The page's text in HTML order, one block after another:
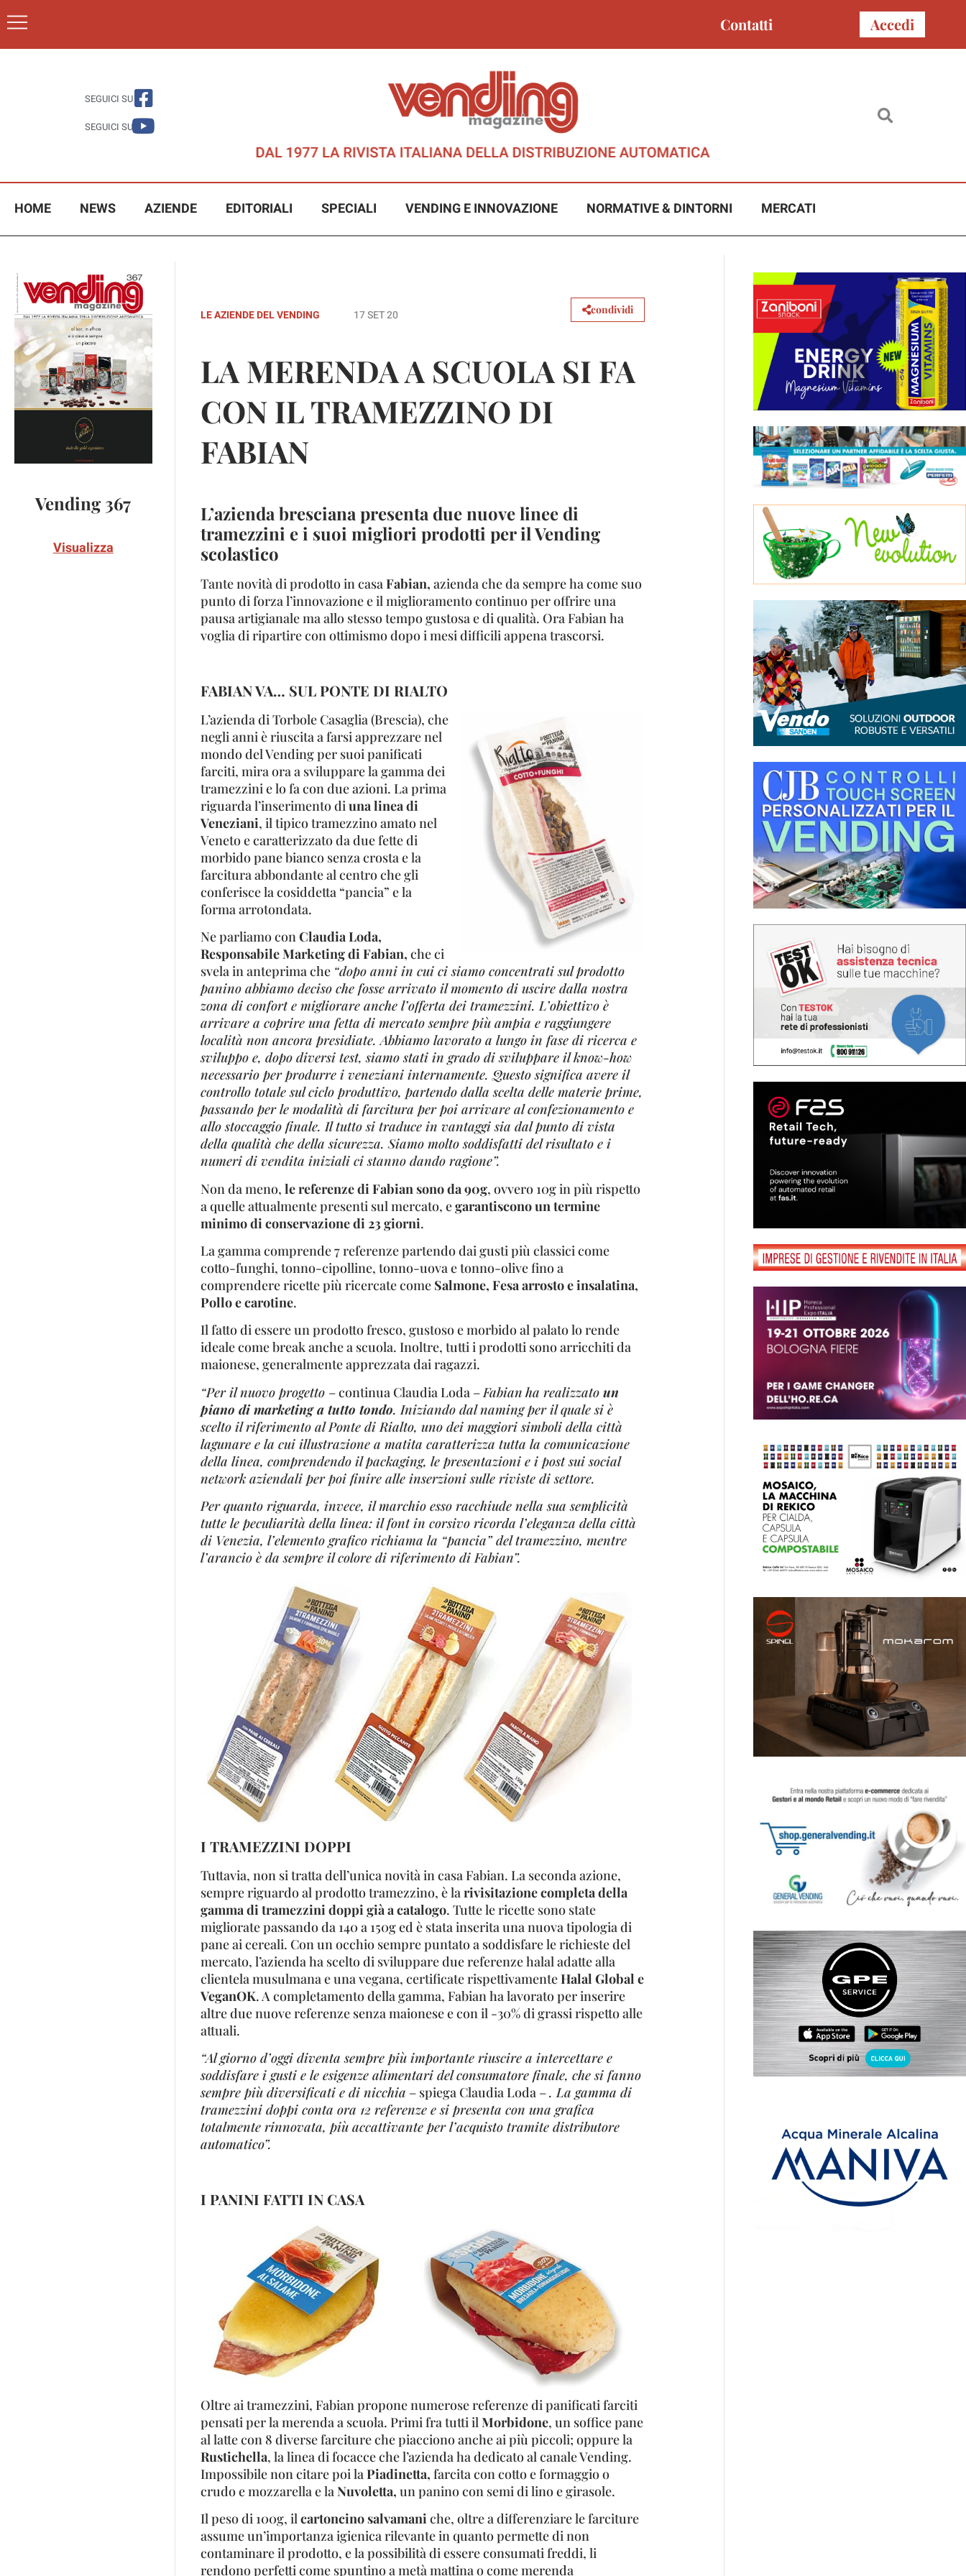
Contatti Accedi
SEGUICI SU
SEGUICI SU
HOME NEWS AZIENDE EDITORIALI SPECIALI VENDING E INNOVAZIONE NORMATIVE & DINTORNI MERCATI
Vending 367
Visualizza
LE AZIENDE DEL VENDING 17 SET 20 condividi
LA MERENDA A SCUOLA SI FA
CON IL TRAMEZZINO DI
FABIAN
L’azienda bresciana presenta due nuove linee di
tramezzini e i suoi migliori prodotti per il Vending
scolastico
Tante novità di prodotto in casaFabian, azienda che da sempre ha come suo
punto di forza l’innovazione e il miglioramento continuo per offrire una
pausa artigianale ma allo stesso tempo gustosa e di qualità. Ora Fabian ha
voglia di ripartire con ottimismo dopo i mesi difficili appena trascorsi.
FABIAN VA… SUL PONTE DI RIALTO
L’azienda di Torbole Casaglia (Brescia), che
negli anni è riuscita a farsi apprezzare nel
mondo del Vending per suoi panificati
farciti, mira ora a sviluppare la gamma dei
tramezzini e lo fa con due azioni. La prima
riguarda l’inserimento di una linea di
Veneziani, il tipico tramezzino amato nel
Veneto e caratterizzato da due fette di
morbido pane bianco senza crosta e la
farcitura abbondante al centro che gli
conferisce la cosiddetta “pancia” e la
forma arrotondata.
Ne parliamo conClaudia Loda,
Responsabile Marketing di Fabian, che ci
svela in anteprima che “dopo anni in cui ci siamo concentrati sul prodotto
panino abbiamo deciso che fosse arrivato il momento di uscire dalla nostra
zona di confort e migliorare anche l’offerta dei tramezzini. L’obiettivo è
arrivare a coprire una fetta di mercato sempre più ampia e raggiungere
località non ancora presidiate. Abbiamo lavorato a lungo in fase di ricerca e
sviluppo e, dopo diversi test, siamo stati in grado di sviluppare il know-how
necessario per produrre i veneziani internamente. Questo significa avere il
controllo totale sul ciclo produttivo, partendo dalla scelta delle materie prime,
passando per le modalità di farcitura per poi arrivare al confezionamento e
allo stoccaggio finale. Il tutto si traduce in vantaggi sia dal punto di vista
della qualità che della sicurezza. Siamo molto soddisfatti del risultato e i
numeri di vendita iniziali ci stanno dando ragione”.
Non da meno, le referenze di Fabian sono da 90g, ovvero 10g in più rispetto
a quelle attualmente presenti sul mercato, egarantiscono un termine
minimo di conservazione di 23 giorni.
La gamma comprende 7 referenze partendo dai gusti più classici come
cotto-funghi, tonno-cipolline, tonno-uova e tonno-olive fino a
comprendere ricette più ricercate come Salmone, Fesa arrosto e insalatina,
Pollo e carotine.
Il fatto di essere un prodotto fresco, gustoso e morbido al palato lo rende
ideale come break anche a scuola. Inoltre, tutti i prodotti sono arricchiti da
maionese, generalmente apprezzata dai ragazzi.
“Per il nuovo progetto – continua Claudia Loda – Fabian ha realizzato un
piano di marketing a tutto tondo. Iniziando dal naming per il quale si è
scelto il riferimento al Ponte di Rialto, uno dei maggiori simboli della città
lagunare e la cui illustrazione a matita caratterizza tutta la comunicazione
della linea, comprendendo il packaging, le presentazioni e i post sui social
network aziendali per poi finire alle inserzioni sulle riviste di settore.
Per quanto riguarda, invece, il marchio esso racchiude nella sua semplicità
tutte le peculiarità della linea: il font in corsivo ricorda l’eleganza della città
di Venezia, l’elemento grafico richiama la “pancia” del tramezzino, mentre
l’arancio è da sempre il colore di riferimento di Fabian”.
I TRAMEZZINI DOPPI
Tuttavia, non si tratta dell’unica novità in casa Fabian. La seconda azione,
sempre riguardo al prodotto tramezzino, è larivisitazione completa della
gamma di tramezzini doppi già a catalogo. Tutte le ricette sono state
migliorate passando da 140 a 150g ed è stata inserita una nuova tipologia di
pane ai cereali. Con un occhio sempre puntato a soddisfare le richieste del
mercato, l’azienda ha scelto di sviluppare due referenze halal adatte alla
clientela musulmana e una vegana, certificate rispettivamenteHalal Global e
VeganOK. A completamento della gamma, Fabian ha lavorato per inserire
altre due nuove referenze senza maionese e con il -30% di grassi rispetto alle
attuali.
“Al giorno d’oggi diventa sempre più importante riuscire a intercettare e
soddisfare i gusti e le esigenze alimentari del consumatore finale, che si fanno
sempre più diversificati e di nicchia – spiega Claudia Loda –. La gamma di
tramezzini doppi conta ora 12 referenze e si presenta con una grafica
totalmente rinnovata, più accattivante per l’acquisto tramite distributore
automatico”.
I PANINI FATTI IN CASA
Oltre ai tramezzini, Fabian propone numerose referenze di panificati farciti
pensati per la merenda a scuola. Primi fra tutti ilMorbidone, un soffice pane
al latte con 8 diverse farciture che piacciono anche ai più piccoli; oppure la
Rustichella, la linea di focacce che l’azienda ha dedicato al canale Vending.
Impossibile non citare poi laPiadinetta, farcita con cotto e formaggio o
crudo e mozzarella e laNuvoletta, un panino con semi di lino e girasole.
Il peso di 100g, ilcartoncino salvamaniche, oltre a differenziare le farciture
assume un’importanza igienica rilevante in quanto permette di non
contaminare il prodotto, e la possibilità di essere consumati freddi, li
rendono perfetti come spuntino a metà mattina o come merenda